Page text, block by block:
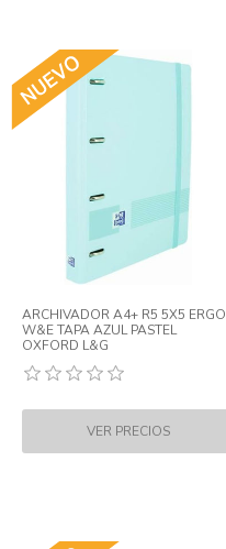
ARCHIVADOR A4+ R5 5X5 ERGO
W&E TAPA AZUL PASTEL
OXFORD L&G